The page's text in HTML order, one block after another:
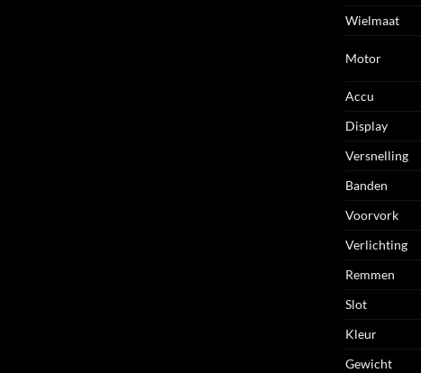
Wielmaat
Motor
Accu
Display
Versnelling
Banden
Voorvork
Verlichting
Remmen
Slot
Kleur
Gewicht